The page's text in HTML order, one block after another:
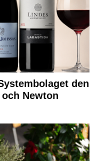
den
Newton